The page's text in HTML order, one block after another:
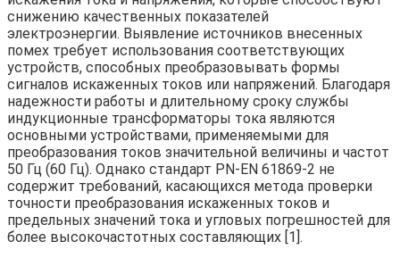
снижению качественных показателей
электроэнергии. Выявление источников внесенных
помех требует использования соответствующих
устройств, способных преобразовывать формы
сигналов искаженных токов или напряжений. Благодаря
надежности работы и длительному сроку службы
индукционные трансформаторы тока являются
основными устройствами, применяемыми для
преобразования токов значительной величины и частот
50 Гц (60 Гц). Однако стандарт PN-EN 61869-2 не
содержит требований, касающихся метода проверки
точности преобразования искаженных токов и
предельных значений тока и угловых погрешностей для
более высокочастотных составляющих [1].